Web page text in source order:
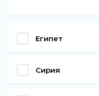
Египет
Сирия